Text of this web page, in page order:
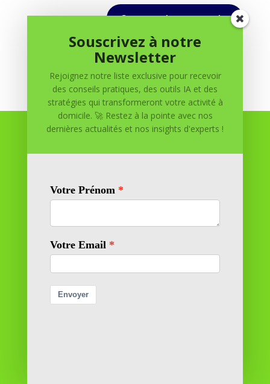
Soumettre le commentaire
Réussite à Domicile
Réussite à Domicile est votre partenaire de confiance
pour atteindre vos objectifs depuis le confort de votre
maison. Nous offrons des solutions personnalisées pour
vous aider à réussir.
Souscrivez à notre
Newsletter
Rejoignez notre liste exclusive pour recevoir
des conseils pratiques, des outils IA et des
stratégies qui transformeront votre activité à
domicile. 🚀 Restez à la pointe avec nos
dernières actualités et nos insights d'experts !